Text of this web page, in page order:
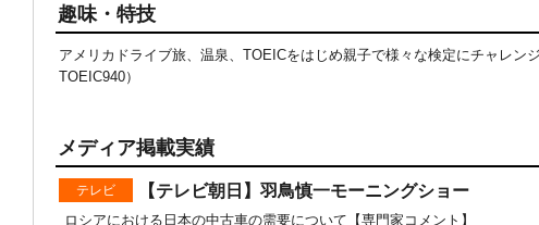
趣味・特技
アメリカドライブ旅、温泉、TOEICをはじめ親子で様々な検定にチャレン
TOEIC940）
メディア掲載実績
テレビ 【テレビ朝日】羽鳥慎一モーニングショー
ロシアにおける日本の中古車の需要について【専門家コメント】